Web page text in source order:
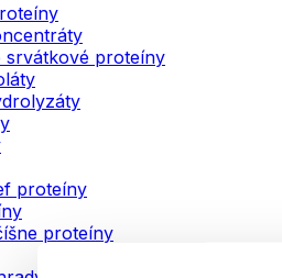
srvátkové proteíny
proteíny
proteíny